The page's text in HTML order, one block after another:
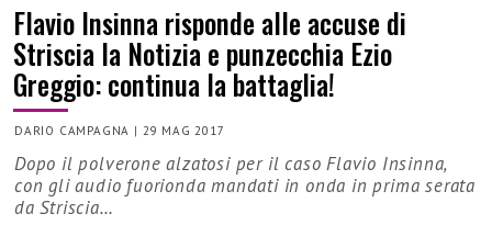
Flavio Insinna risponde alle accuse di
Striscia la Notizia e punzecchia Ezio
Greggio: continua la battaglia!
DARIO CAMPAGNA | 29 MAG 2017
Dopo il polverone alzatosi per il caso Flavio Insinna,
con gli audio fuorionda mandati in onda in prima serata
da Striscia…